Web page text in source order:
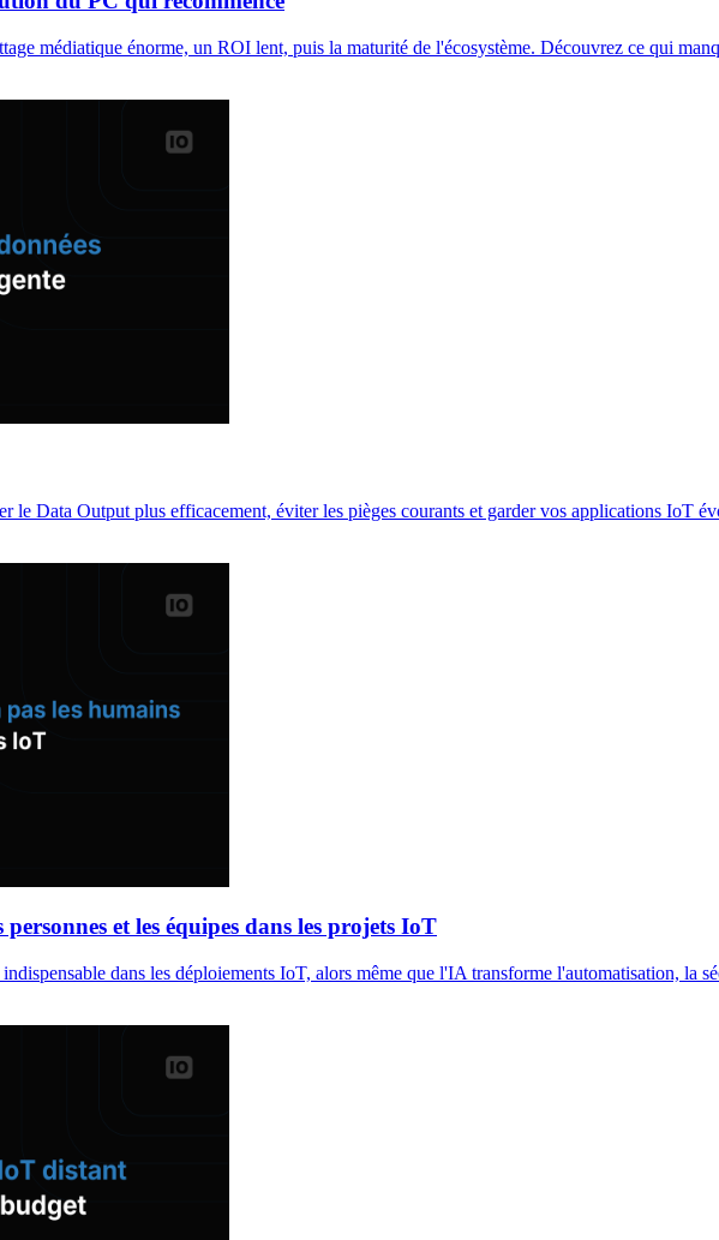
médiatique énorme, un ROI lent, puis la maturité de l'écosystème. Découvrez ce qui
le Data Output plus efficacement, éviter les pièges courants et garder vos applications IoT
et les équipes dans les projets IoT
dans les déploiements IoT, alors même que l'IA transforme l'automatisation, la